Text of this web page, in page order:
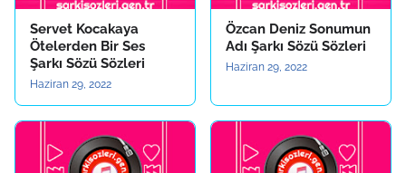
Servet Kocakaya
Ötelerden Bir Ses
Şarkı Sözü Sözleri
Haziran 29, 2022
Özcan Deniz Sonumun
Adı Şarkı Sözü Sözleri
Haziran 29, 2022